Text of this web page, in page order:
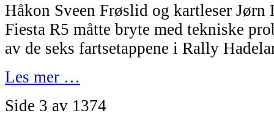
Håkon Sveen Frøslid og kartleser
Fiesta R5 måtte bryte med tekniske
av de seks fartsetappene i Rally
Les mer …
Side 3 av 1374